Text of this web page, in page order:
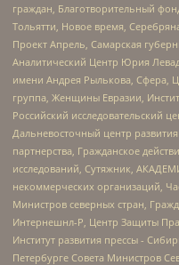
граждан, Благотворительный
Тольятти, Новое время,
Проект Апрель, Самарская
Аналитический Центр Юрия
имени Андрея Рылькова, Сфера,
группа, Женщины Евразии,
Российский исследовательский
Дальневосточный центр
партнерства, Гражданское
исследований, Сутяжник,
некоммерческих организаций,
Министров северных стран,
Интернешнл-Р, Центр Защиты
Институт развития прессы -
Петербурге Совета Министров